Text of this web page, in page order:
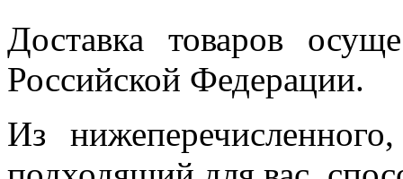
Доставка товаров
Российской Федерации.
Из